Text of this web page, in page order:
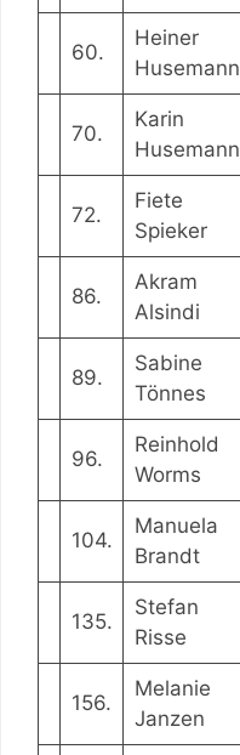
60.
Heiner
Husemann
70.
Karin
Husemann
72.
Fiete
Spieker
86.
Akram
Alsindi
89.
Sabine
Tönnes
96.
Reinhold
Worms
104.
Manuela
Brandt
135.
Stefan
Risse
156.
Melanie
Janzen